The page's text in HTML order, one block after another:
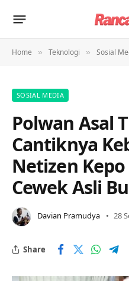
Home » Teknologi » Sosial
SOSIAL MEDIA
Polwan Asal
Cantiknya
Netizen
Cewek Asli
Davian Pramudya 28
Share